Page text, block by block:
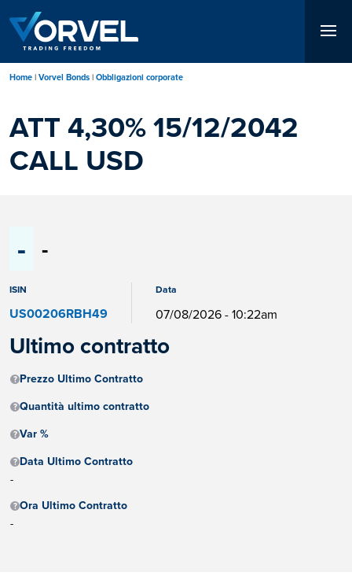
contenuto
principale
Home Vorvel Bonds Obbligazioni corporate
ATT 4,30% 15/12/2042
CALL USD
- -
ISIN
US00206RBH49
Data
07/08/2026 - 10:22am
Ultimo contratto
Prezzo Ultimo Contratto
Quantità ultimo contratto
Var %
Data Ultimo Contratto
-
Ora Ultimo Contratto
-